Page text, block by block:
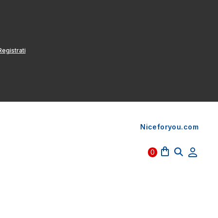
Niceforyou.com
0